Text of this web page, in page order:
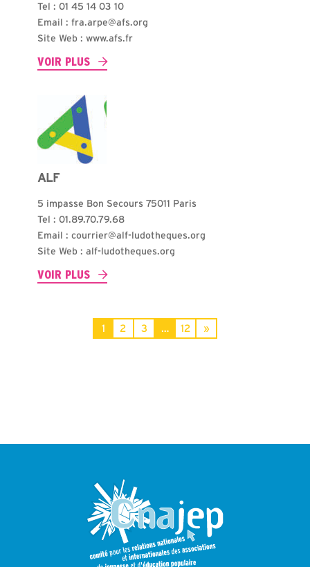
Tel : 01 45 14 03 10
Email : fra.arpe@afs.org
Site Web : www.afs.fr
VOIR PLUS
ALF
5 impasse Bon Secours 75011 Paris
Tel : 01.89.70.79.68
Email : courrier@alf-ludotheques.org
Site Web : alf-ludotheques.org
VOIR PLUS
1 2 3 … 12 »